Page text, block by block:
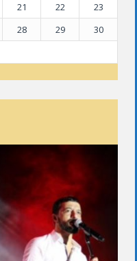
21 22
23
28 29
30